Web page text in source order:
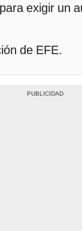
exigir un
de EFE.